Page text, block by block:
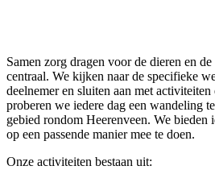
Samen zorg dragen voor de dieren en
centraal. We kijken naar de specifieke
deelnemer en sluiten aan met activiteiten
proberen we iedere dag een wandeling
gebied rondom Heerenveen. We bieden
op een passende manier mee te doen.
Onze activiteiten bestaan uit: